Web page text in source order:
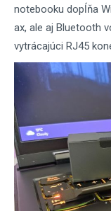
notebooku dopĺňa
ax, ale aj Bluetooth
vytrácajúci RJ45